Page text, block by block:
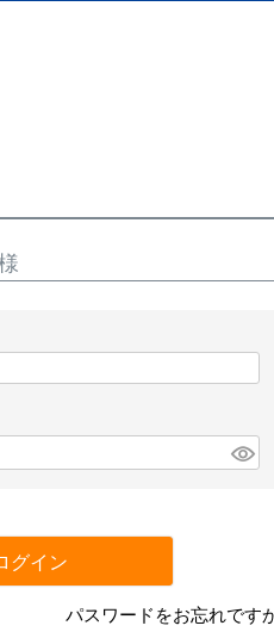
グイン
パスワードをお忘れです